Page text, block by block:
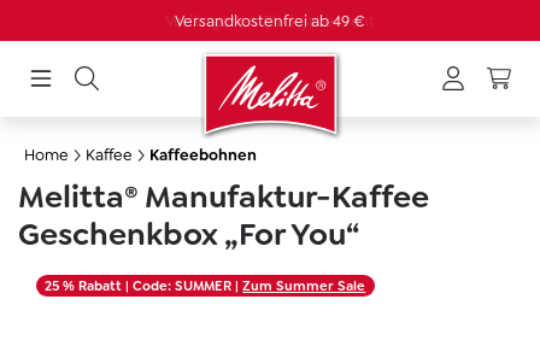
Versandkostenfrei ab 49 €
Home Kaffee Kaffeebohnen
Melitta® Manufaktur-Kaffee
Geschenkbox „For You“
Bildergalerie überspringen
25 % Rabatt | Code: SUMMER |Zum Summer Sale